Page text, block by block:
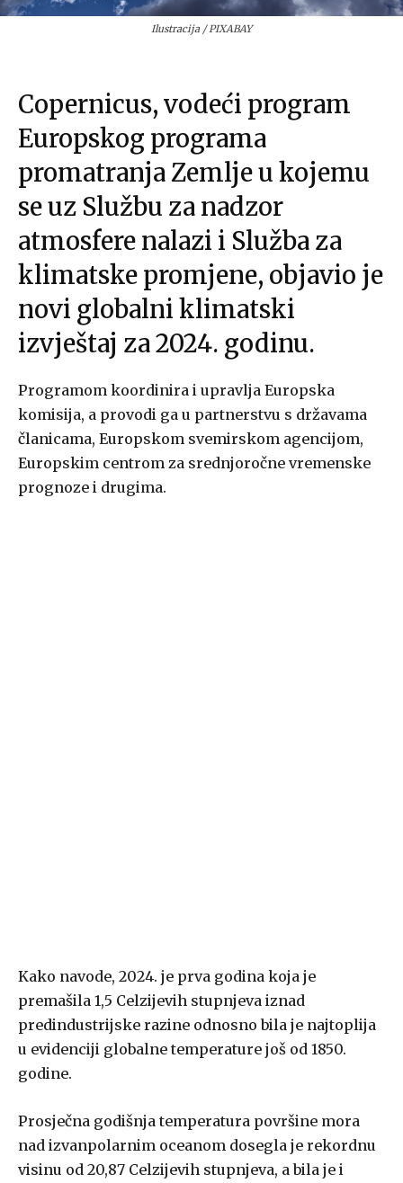
Ilustracija / PIXABAY
Copernicus, vodeći program
Europskog programa
promatranja Zemlje u kojemu
se uz Službu za nadzor
atmosfere nalazi i Služba za
klimatske promjene, objavio je
novi globalni klimatski
izvještaj za 2024. godinu.
Programom koordinira i upravlja Europska
komisija, a provodi ga u partnerstvu s državama
članicama, Europskom svemirskom agencijom,
Europskim centrom za srednjoročne vremenske
prognoze i drugima.
Kako navode, 2024. je prva godina koja je
premašila 1,5 Celzijevih stupnjeva iznad
predindustrijske razine odnosno bila je najtoplija
u evidenciji globalne temperature još od 1850.
godine.
Prosječna godišnja temperatura površine mora
nad izvanpolarnim oceanom dosegla je rekordnu
visinu od 20,87 Celzijevih stupnjeva, a bila je i